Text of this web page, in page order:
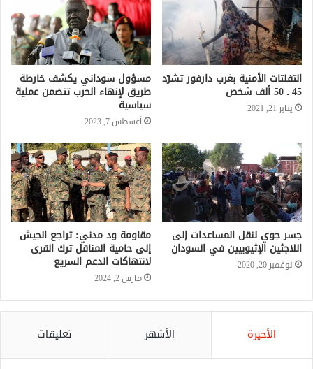
التفلتات الأمنية بغرب دارفور تشرّد
45 ـ 50 ألف شخص
يناير 21, 2021
مسؤول سوداني يكشف خارطة
طريق لإنهاء الحرب تتضمن عملية
سياسية
أغسطس 7, 2023
جسر جوي لنقل المساعدات إلى
اللاجئين الإثيوبيين في السودان
نوفمبر 20, 2020
مقاومة ود مدني: تراجع الجيش
إلى حامية المناقل ترك القرى
لانتهاكات الدعم السريع
مارس 2, 2024
الأخيرة الأشهر تعليقات